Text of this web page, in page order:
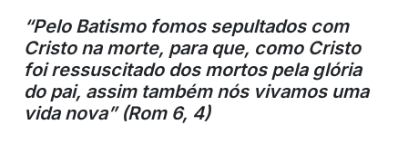
“Pelo Batismo fomos sepultados com
Cristo na morte, para que, como Cristo
foi ressuscitado dos mortos pela glória
do pai, assim também nós vivamos uma
vida nova” (Rom 6, 4)